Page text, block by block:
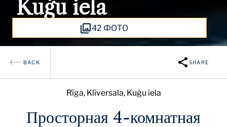
Kuģu iela
42 ФОТО
BACK SHARE
Rīga, Klīversala, Kuģu iela
Просторная 4-комнатная